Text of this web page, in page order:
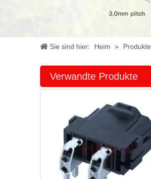
Sie sind hier: Heim » Produkte
Verwandte Produkte